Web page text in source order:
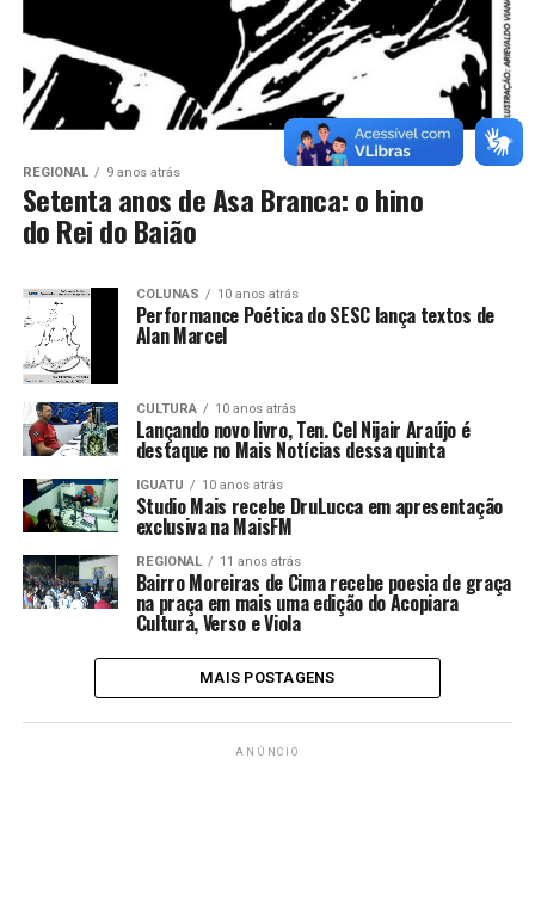
REGIONAL 9 anos atrás
Setenta anos de Asa Branca: o hino
do Rei do Baião
COLUNAS 10 anos atrás
Performance Poética do SESC lança textos de
Alan Marcel
CULTURA 10 anos atrás
Lançando novo livro, Ten. Cel Nijair Araújo é
destaque no Mais Notícias dessa quinta
IGUATU 10 anos atrás
Studio Mais recebe DruLucca em apresentação
exclusiva na MaisFM
REGIONAL 11 anos atrás
Bairro Moreiras de Cima recebe poesia de graça
na praça em mais uma edição do Acopiara
Cultura, Verso e Viola
MAIS POSTAGENS
ANÚNCIO